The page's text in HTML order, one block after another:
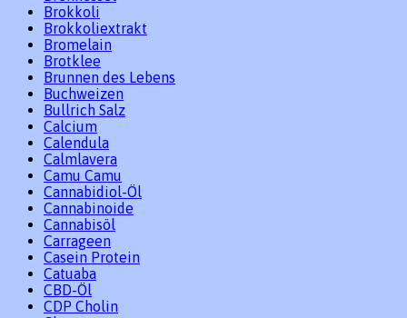
Brokkoli
Brokkoliextrakt
Bromelain
Brotklee
Brunnen des Lebens
Buchweizen
Bullrich Salz
Calcium
Calendula
Calmlavera
Camu Camu
Cannabidiol-Öl
Cannabinoide
Cannabisöl
Carrageen
Casein Protein
Catuaba
CBD-Öl
CDP Cholin